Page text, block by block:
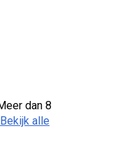
dan 8
Bekijk alle